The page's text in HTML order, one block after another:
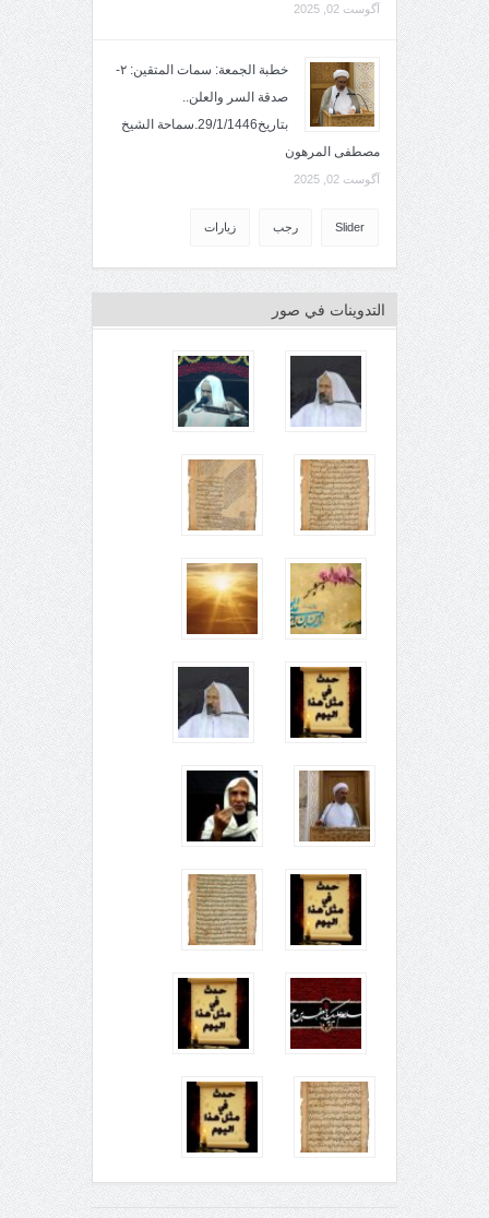
آگوست 02, 2025
خطبة الجمعة: سمات المتقين: ٢-
صدقة السر والعلن..
بتاريخ29/1/1446.سماحة الشيخ
مصطفى المرهون
آگوست 02, 2025
Slider رجب زيارات
التدوينات في صور